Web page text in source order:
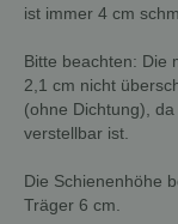
ist immer 4 cm
Bitte beachten: Die
2,1 cm nicht
(ohne Dichtung),
verstellbar ist.
Die Schienenhöhe
Träger 6 cm.